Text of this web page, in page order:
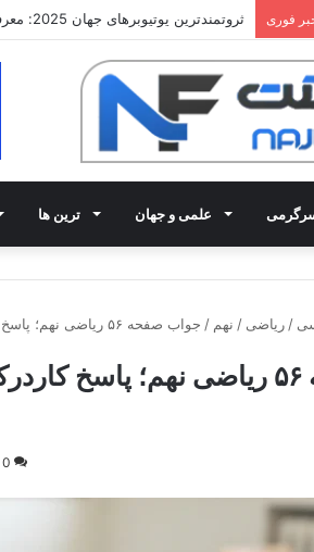
فوری ثروتمندترین یوتیوبرهای جهان 2025: معرفی 15 کانال با بیشترین درآمد
علمی و جهان ترین ها
/ ریاضی / نهم / جواب صفحه ۵۶ ریاضی نهم؛ پاسخ کاردرکلاس و فعالیت با تدریس ویدیویی
جواب صفحه ۵۶ ریاضی نهم؛
0